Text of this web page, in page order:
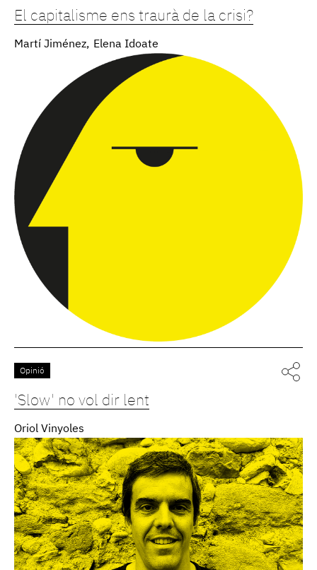
El capitalisme ens traurà de la crisi?
Martí Jiménez Elena Idoate
Opinió
'Slow' no vol dir lent
Oriol Vinyoles